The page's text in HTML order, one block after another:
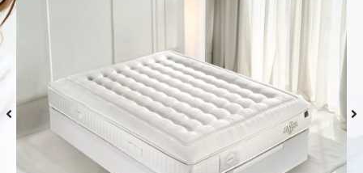
Colchón S-Grafeno Hannes
Desde 769,00 €